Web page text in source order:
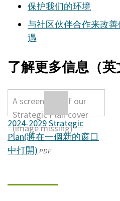
保护我们的环境
与社区伙伴合作来改
遇
了解更多信息（英
2024-2029 Strategic
Plan(將在一個新的窗口
中打開) PDF